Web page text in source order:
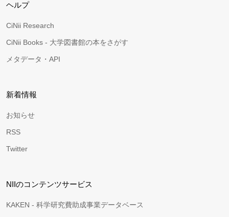
ヘルプ
CiNii Research
CiNii Books - 大学図書館の本をさがす
メタデータ・API
新着情報
お知らせ
RSS
Twitter
NIIのコンテンツサービス
KAKEN - 科学研究費助成事業データベース